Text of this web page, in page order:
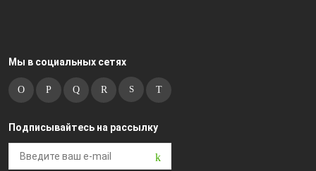
Мы в социальных сетях
Подписывайтесь на рассылку